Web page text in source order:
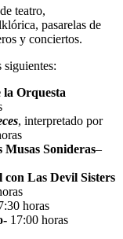
teatro,
pasarelas de
y conciertos.
siguientes:
la Orquesta
, interpretado por
Musas Sonideras–
Las Devil Sisters
horas
17:00 horas